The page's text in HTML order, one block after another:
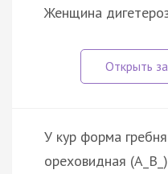
Женщина
У кур форма
ореховидная